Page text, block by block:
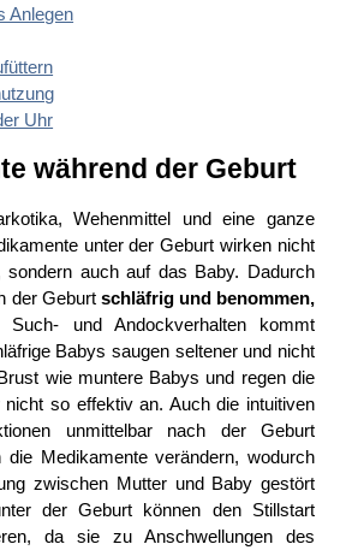
Anlegen
Uhr
während der Geburt
Wehenmittel und eine ganze
unter der Geburt wirken nicht
sondern auch auf das Baby. Dadurch
der Geburt schläfrig und benommen,
Such- und Andockverhalten kommt
Babys saugen seltener und nicht
wie muntere Babys und regen die
nicht so effektiv an. Auch die intuitiven
unmittelbar nach der Geburt
Medikamente verändern, wodurch
zwischen Mutter und Baby gestört
der Geburt können den Stillstart
da sie zu Anschwellungen des